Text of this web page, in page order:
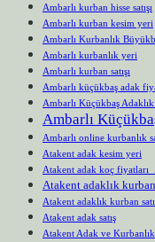
Ambarlı kurban hisse satışı
Ambarlı kurban kesim yeri
Ambarlı Kurbanlık
Ambarlı kurbanlık yeri
Ambarlı kurban satışı
Ambarlı küçükbaş adak
Ambarlı Küçükbaş Adaklık
Ambarlı
Ambarlı online kurbanlık
Atakent adak kesim yeri
Atakent adak koç fiyatları
Atakent adaklık
Atakent adaklık kurban
Atakent adak satış
Atakent Adak ve Kurbanlık